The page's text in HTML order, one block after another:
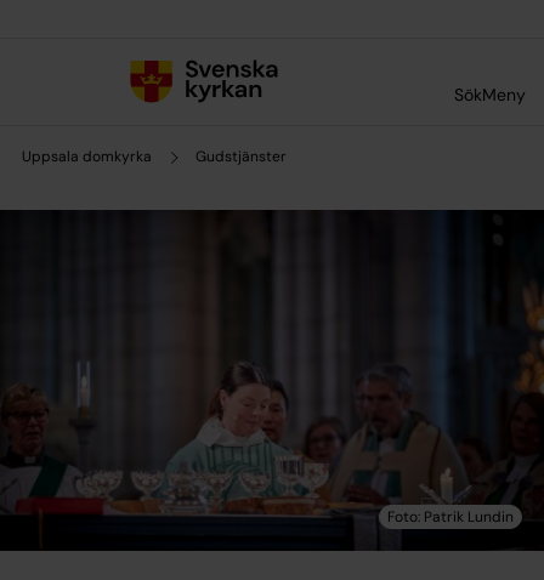
SökMeny
Uppsala domkyrka Gudstjänster